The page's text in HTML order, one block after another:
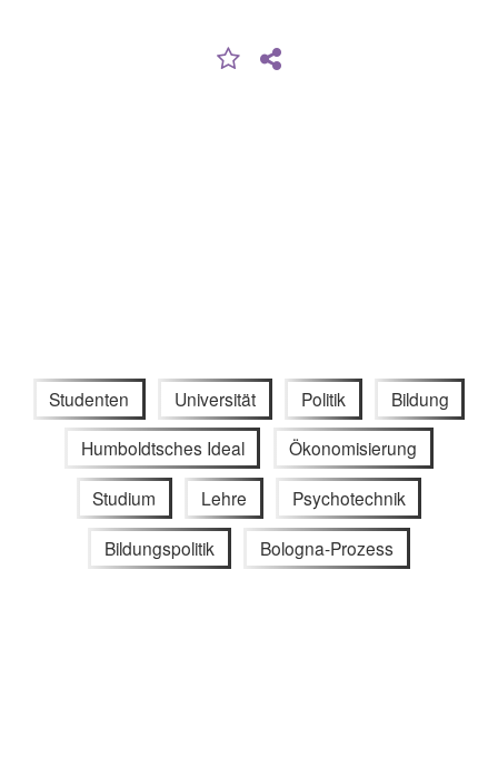
Studenten Universität Politik Bildung
Humboldtsches Ideal Ökonomisierung
Studium Lehre Psychotechnik
Bildungspolitik Bologna-Prozess